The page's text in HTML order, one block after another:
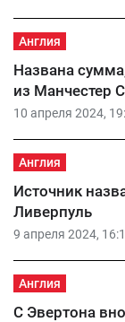
Англия
10 апреля 2024,
Названа
из Манчестер
Англия
9 апреля 2024,
Источник
Ливерпуль
Англия
С Эвертона